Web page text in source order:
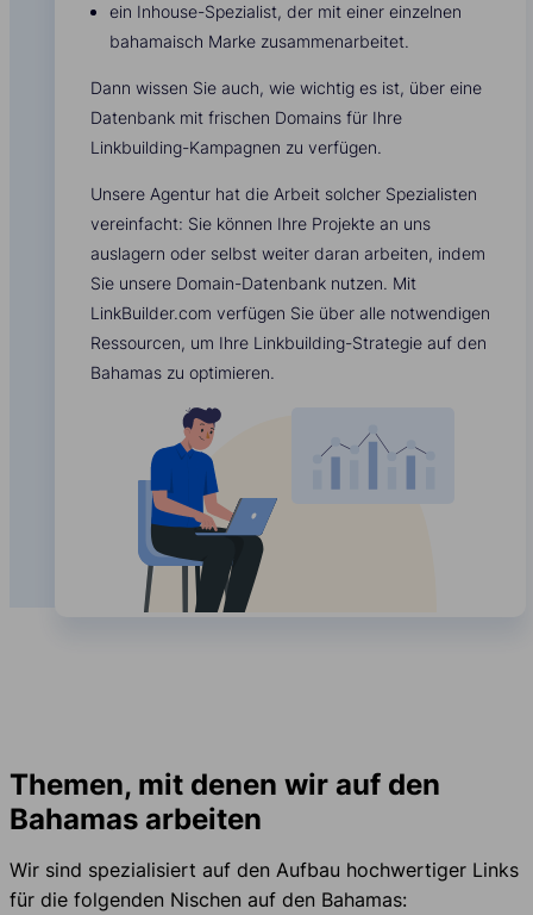
ein Inhouse-Spezialist, der mit einer einzelnen
bahamaisch Marke zusammenarbeitet.
Dann wissen Sie auch, wie wichtig es ist, über eine
Datenbank mit frischen Domains für Ihre
Linkbuilding-Kampagnen zu verfügen.
Unsere Agentur hat die Arbeit solcher Spezialisten
vereinfacht: Sie können Ihre Projekte an uns
auslagern oder selbst weiter daran arbeiten, indem
Sie unsere Domain-Datenbank nutzen. Mit
LinkBuilder.com verfügen Sie über alle notwendigen
Ressourcen, um Ihre Linkbuilding-Strategie auf den
Bahamas zu optimieren.
Themen, mit denen wir auf den
Bahamas arbeiten
Wir sind spezialisiert auf den Aufbau hochwertiger Links
für die folgenden Nischen auf den Bahamas: